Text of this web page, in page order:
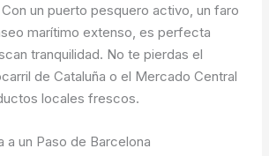
un puerto pesquero activo, un faro
marítimo extenso, es perfecta
tranquilidad. No te pierdas el
de Cataluña o el Mercado Central
locales frescos.
a un Paso de Barcelona